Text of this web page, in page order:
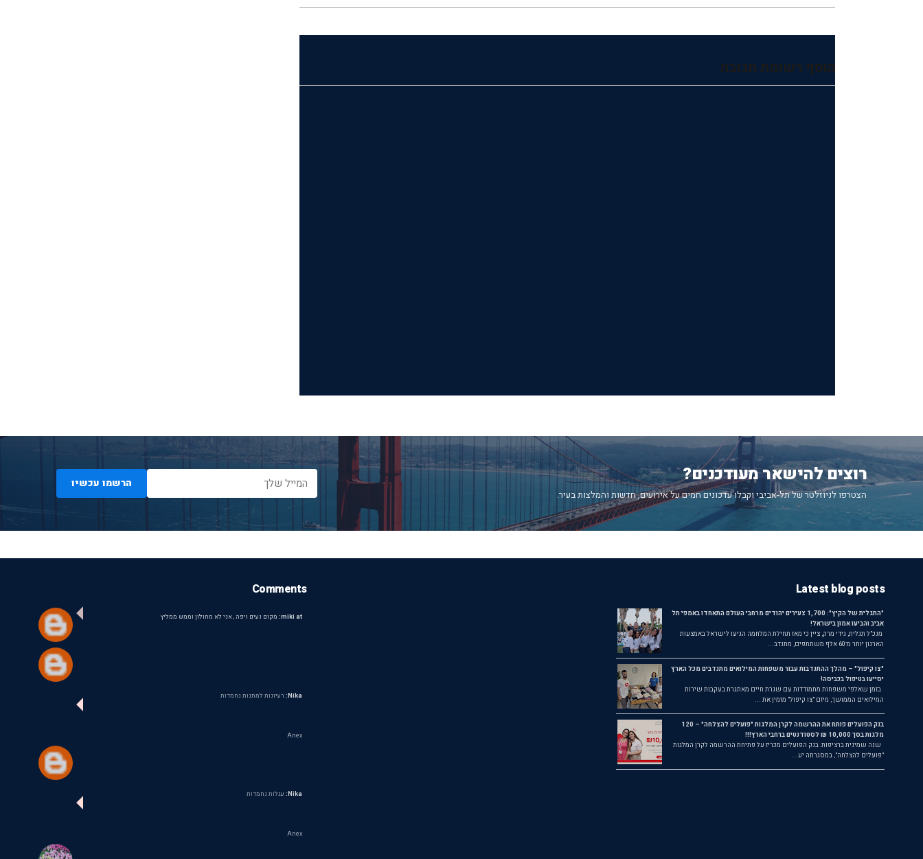
הוסף רשומת תגובה
רוצים להישאר מעודכנים?
הצטרפו לניוזלטר של תל-אביבי וקבלו עדכונים חמים על אירועים, חדשות והמלצות בעיר.
הרשמו עכשיו
Latest blog posts
"התגלית של הקיץ": 1,700 צעירים יהודים מרחבי העולם התאחדו באמפי תל
אביב והביעו אמון בישראל!
מנכ"ל תגלית, גידי מרק, ציין כי מאז תחילת המלחמה הגיעו לישראל באמצעות
הארגון יותר מ־60 אלף משתתפים, מתנדב...
"צו קיפול" – מהלך ההתנדבות עבור משפחות המילואים מתנדבים מכל הארץ
יסייעו בטיפול בכביסה!
בזמן שאלפי משפחות מתמודדות עם שגרת חיים מאתגרת בעקבות שירות
המילואים הממושך, מיזם "צו קיפול" מזמין את ...
בנק הפועלים פותח את ההרשמה לקרן המלגות "פועלים להצלחה" – 120
מלגות בסך 10,000 ₪ לסטודנטים ברחבי הארץ!!!
שנה שמינית ברציפות: בנק הפועלים מכריז על פתיחת ההרשמה לקרן המלגות
"פועלים להצלחה", במסגרתה יע...
Comments
miki at: מקום נעים ויפה , אני לא מחולון וממש ממליץ
Nika: רעיונות למתנות נחמדות
Anex
Nika: עגלות נחמדות
Anex